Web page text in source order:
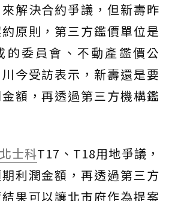
來解決合約爭議，但新壽昨
原則，第三方鑑價單位是
的委員會、不動產鑑價公
今受訪表示，新壽還是要
額，再透過第三方機構鑑
北士科T17、T18用地爭議，
利潤金額，再透過第三方
果可以讓北市府作為提案